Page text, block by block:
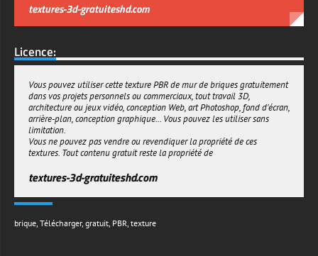
textures-3d-gratuiteshd.com
Licence:
Vous pouvez utiliser cette texture PBR de mur de briques gratuitement
dans vos projets personnels ou commerciaux, tout travail 3D,
architecture ou jeux vidéo, conception Web, art Photoshop, fond d'écran,
arrière-plan, conception graphique... Vous pouvez les utiliser sans
limitation.
Vous ne pouvez pas vendre ou revendiquer la propriété de ces
textures. Tout contenu gratuit reste la propriété de
textures-3d-gratuiteshd.com
brique Télécharger, gratuit PBR texture